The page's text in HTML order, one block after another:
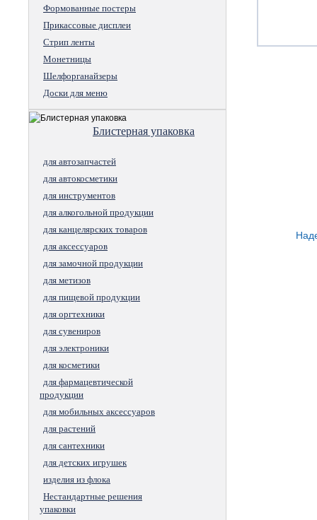
Формованные постеры
Прикассовые дисплеи
Стрип ленты
Монетницы
Шелфорганайзеры
Доски для меню
Блистерная упаковка
для автозапчастей
для автокосметики
для инструментов
для алкогольной продукции
для канцелярских товаров
для аксессуаров
для замочной продукции
для метизов
для пищевой продукции
для оргтехники
для сувениров
для электроники
для косметики
для фармацевтической
продукции
для мобильных аксессуаров
для растений
для сантехники
для детских игрушек
изделия из флока
Нестандартные решения
упаковки